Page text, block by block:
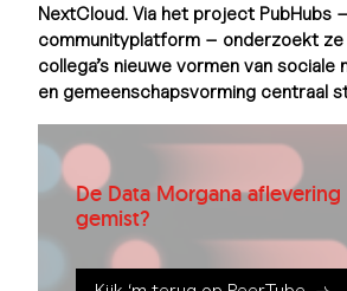
NextCloud. Via het project PubHubs
communityplatform – onderzoekt ze
collega’s nieuwe vormen van sociale
en gemeenschapsvorming centraal
De Data Morgana aflevering
gemist?